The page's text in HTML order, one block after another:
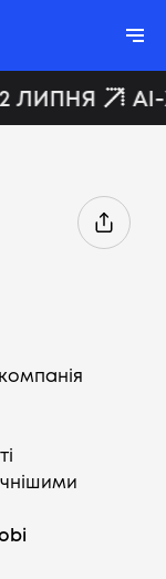
ЛИПНЯ AI-